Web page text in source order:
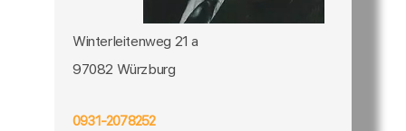
Winterleitenweg 21 a
97082 Würzburg
0931-2078252